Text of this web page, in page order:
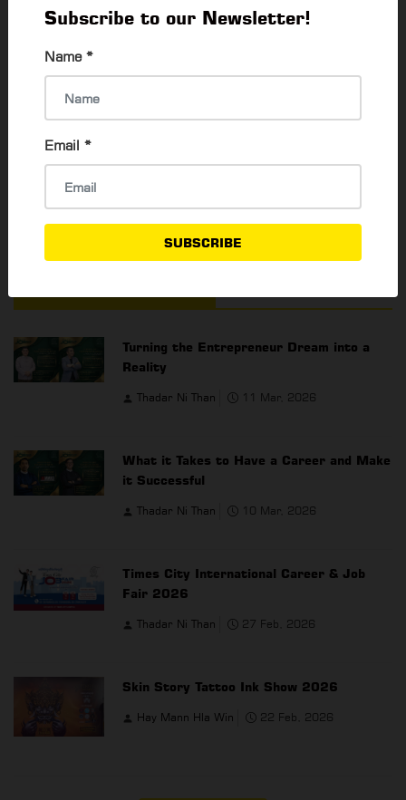
Subscribe to our Newsletter!
Name *
Email *
SUBSCRIBE
Turning the Entrepreneur Dream into a
Reality
Thadar Ni Than 11 Mar, 2026
What it Takes to Have a Career and Make
it Successful
Thadar Ni Than 10 Mar, 2026
Times City International Career & Job
Fair 2026
Thadar Ni Than 27 Feb, 2026
Skin Story Tattoo Ink Show 2026
Hay Mann Hla Win 22 Feb, 2026